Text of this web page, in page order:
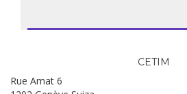
CETIM
Rue Amat 6